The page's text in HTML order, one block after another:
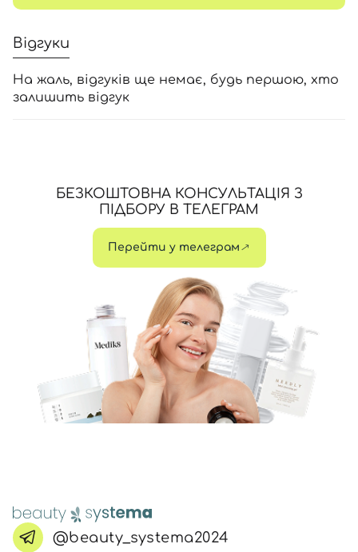
Відгуки
На жаль, відгуків ще немає, будь першою, хто
залишить відгук
БЕЗКОШТОВНА КОНСУЛЬТАЦІЯ З
ПІДБОРУ В ТЕЛЕГРАМ
Перейти у телеграм
@beauty_systema2024